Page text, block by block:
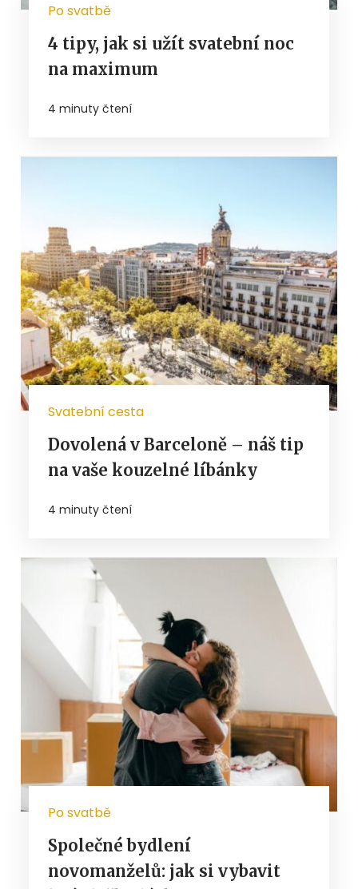
Po svatbě
4 tipy, jak si užít svatební noc
na maximum
4 minuty čtení
Svatební cesta
Dovolená v Barceloně – náš tip
na vaše kouzelné líbánky
4 minuty čtení
Po svatbě
Společné bydlení
novomanželů: jak si vybavit